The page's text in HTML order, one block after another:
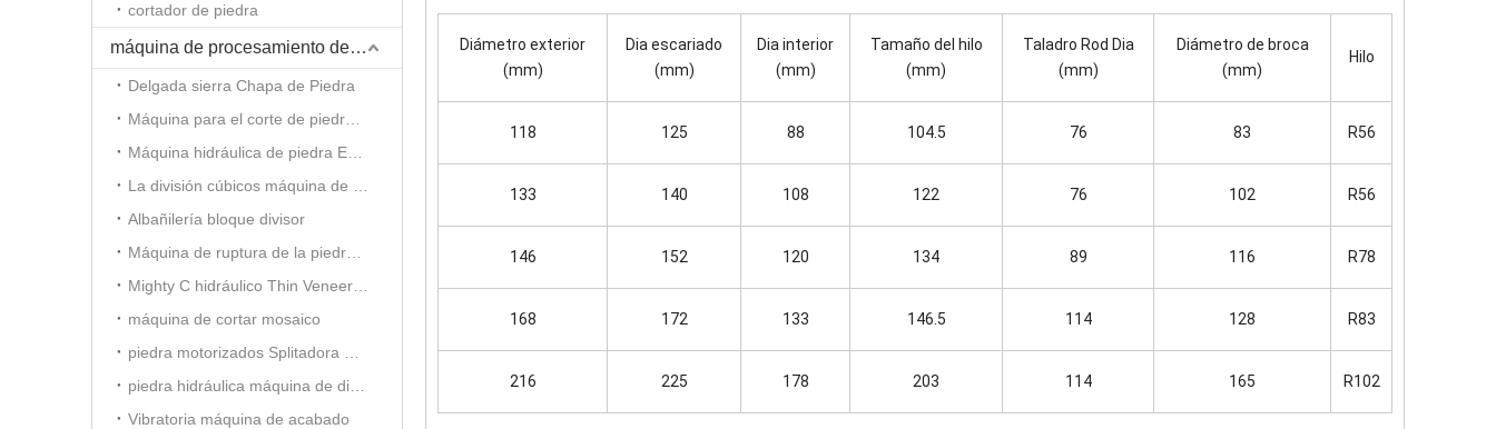
cortador de piedra
máquina de procesamiento de piedra
Delgada sierra Chapa de Piedra
Albañilería bloque divisor
máquina de cortar mosaico
Vibratoria máquina de acabado
Diámetro exterior
(mm)
Dia escariado
(mm)
Dia interior
(mm)
Tamaño del hilo
(mm)
Taladro Rod Dia
(mm)
Diámetro de broca
(mm)
Hilo
118 125 88 104.5 76 83 R56
133 140 108 122 76 102 R56
146 152 120 134 89 116 R78
168 172 133 146.5 114 128 R83
216 225 178 203 114 165 R102